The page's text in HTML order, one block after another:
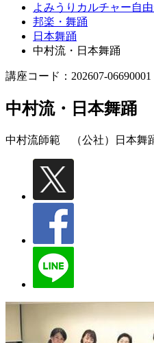
よみうりカルチャー自
邦楽・舞踊
日本舞踊
中村流・日本舞踊
講座コード：202607-
中村流・日本舞踊
中村流師範 （公社）日本舞